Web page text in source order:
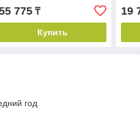
775₸
Купить
19
год